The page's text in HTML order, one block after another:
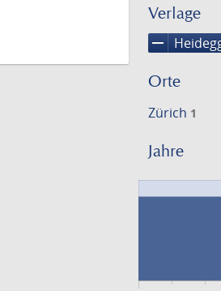
Verlage
remove
Orte
Zürich 1
Jahre